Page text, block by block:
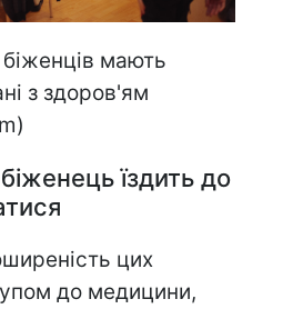
мають
з здоров'ям
їздить до
цих
до медицини,